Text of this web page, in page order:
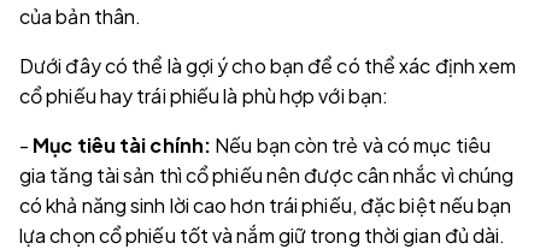
của bản thân.
Dưới đây có thể là gợi ý cho bạn để có thể xác định xem
cổ phiếu hay trái phiếu là phù hợp với bạn:
- Mục tiêu tài chính: Nếu bạn còn trẻ và có mục tiêu
gia tăng tài sản thì cổ phiếu nên được cân nhắc vì chúng
có khả năng sinh lời cao hơn trái phiếu, đặc biệt nếu bạn
lựa chọn cổ phiếu tốt và nắm giữ trong thời gian đủ dài.